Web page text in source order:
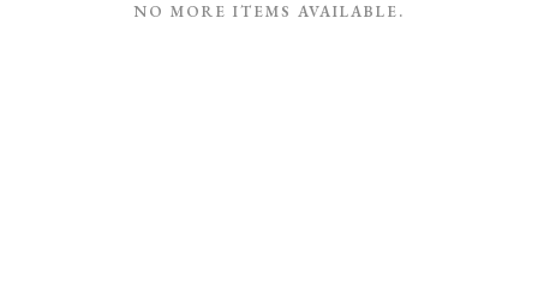
NO MORE ITEMS AVAILABLE.